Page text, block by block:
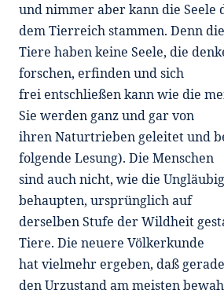
und nimmer aber kann die Seele
dem Tierreich stammen. Denn die
Tiere haben keine Seele, die
forschen, erfinden und sich
frei entschließen kann wie die
Sie werden ganz und gar von
ihren Naturtrieben geleitet und
folgende Lesung). Die Menschen
sind auch nicht, wie die
behaupten, ursprünglich auf
derselben Stufe der Wildheit
Tiere. Die neuere Völkerkunde
hat vielmehr ergeben, daß
den Urzustand am meisten